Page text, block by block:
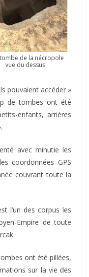
de la nécropole
vue du dessus
pouvaient accéder »
de tombes ont été
enfants, arrières
avec minutie les
coordonnées GPS
couvrant toute la
l’un des corpus les
Empire de toute
ont été pillées,
sur la vie des